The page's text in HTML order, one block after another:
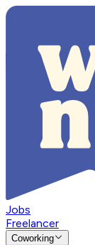
Jobs
Freelancer
Coworking